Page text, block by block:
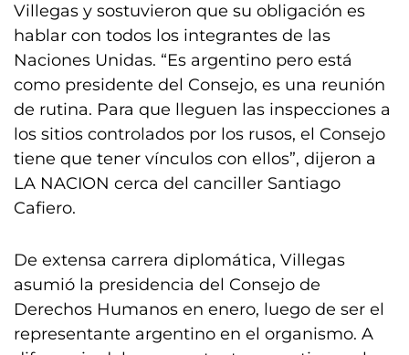
Villegas y sostuvieron que su obligación es
hablar con todos los integrantes de las
Naciones Unidas. “Es argentino pero está
como presidente del Consejo, es una reunión
de rutina. Para que lleguen las inspecciones a
los sitios controlados por los rusos, el Consejo
tiene que tener vínculos con ellos”, dijeron a
LA NACION cerca del canciller Santiago
Cafiero.
De extensa carrera diplomática, Villegas
asumió la presidencia del Consejo de
Derechos Humanos en enero, luego de ser el
representante argentino en el organismo. A